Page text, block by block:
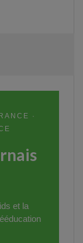
·
et la